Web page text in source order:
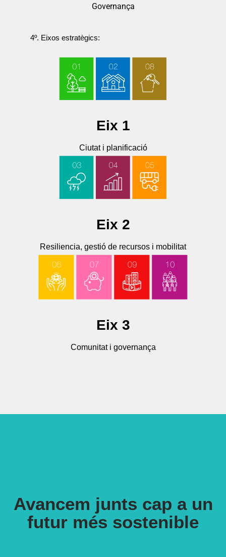
Governança
4º. Eixos estratègics:
Eix 1
Ciutat i planificació
Eix 2
Resiliencia, gestió de recursos i mobilitat
Eix 3
Comunitat i governança
Avancem junts cap a un
futur més sostenible